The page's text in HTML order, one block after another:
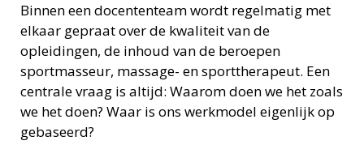
Binnen een docententeam wordt regelmatig met
elkaar gepraat over de kwaliteit van de
opleidingen, de inhoud van de beroepen
sportmasseur, massage- en sporttherapeut. Een
centrale vraag is altijd: Waarom doen we het zoals
we het doen? Waar is ons werkmodel eigenlijk op
gebaseerd?